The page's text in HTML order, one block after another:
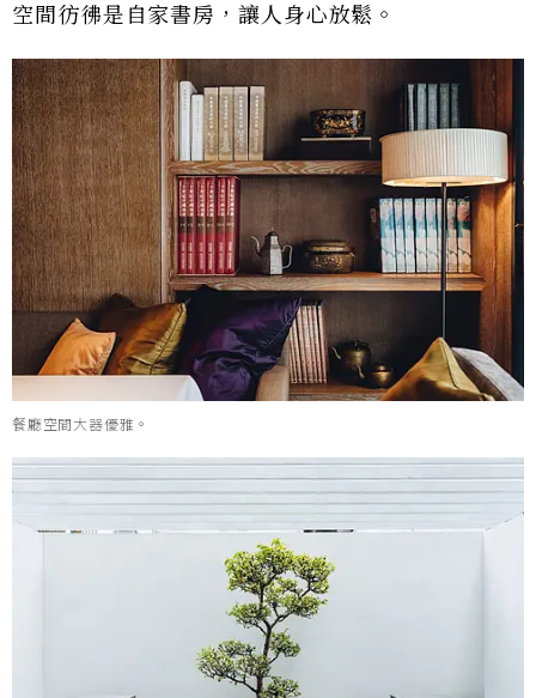
空間彷彿是自家書房，讓人身心放鬆。
餐廳空間大器優雅。